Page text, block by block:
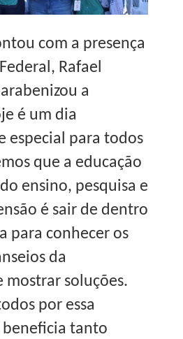
com a presença
Rafael
a
é um dia
especial para todos
que a educação
ensino, pesquisa e
é sair de dentro
para conhecer os
da
mostrar soluções.
por essa
tanto